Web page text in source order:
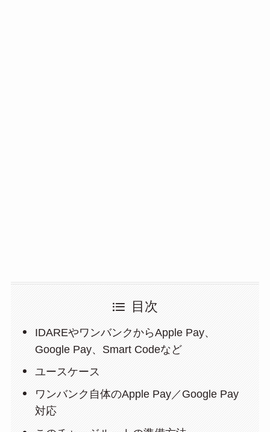
目次
IDAREやワンバンクからApple Pay、
Google Pay、Smart Codeなど
ユースケース
ワンバンク自体のApple Pay／Google Pay
対応